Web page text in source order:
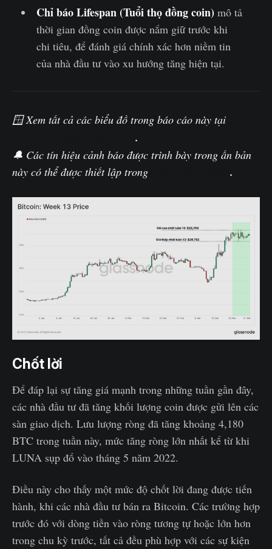
Chỉ báo Lifespan (Tuổi thọ đồng coin) mô tả
thời gian đồng coin được nắm giữ trước khi
chi tiêu, để đánh giá chính xác hơn niềm tin
của nhà đầu tư vào xu hướng tăng hiện tại.
🪟 Xem tất cả các biểu đồ trong báo cáo này tại
.
🔔 Các tín hiệu cảnh báo được trình bày trong ấn bản
này có thể được thiết lập trong
.
Chốt lời
Để đáp lại sự tăng giá mạnh trong những tuần gần đây,
các nhà đầu tư đã tăng khối lượng coin được gửi lên các
sàn giao dịch. Lưu lượng ròng đã tăng khoảng 4,180
BTC trong tuần này, mức tăng ròng lớn nhất kể từ khi
LUNA sụp đổ vào tháng 5 năm 2022.
Điều này cho thấy một mức độ chốt lời đang được tiến
hành, khi các nhà đầu tư bán ra Bitcoin. Các trường hợp
trước đó với dòng tiền vào ròng tương tự hoặc lớn hơn
trong chu kỳ trước, tất cả đều phù hợp với các sự kiện